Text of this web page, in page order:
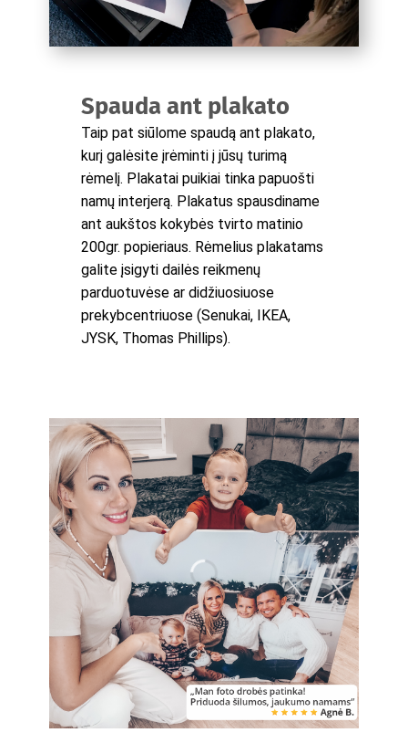
Spauda ant plakato
Taip pat siūlome spaudą ant plakato,
kurį galėsite įrėminti į jūsų turimą
rėmelį. Plakatai puikiai tinka papuošti
namų interjerą. Plakatus spausdiname
ant aukštos kokybės tvirto matinio
200gr. popieriaus. Rėmelius plakatams
galite įsigyti dailės reikmenų
parduotuvėse ar didžiuosiuose
prekybcentriuose (Senukai, IKEA,
JYSK, Thomas Phillips).